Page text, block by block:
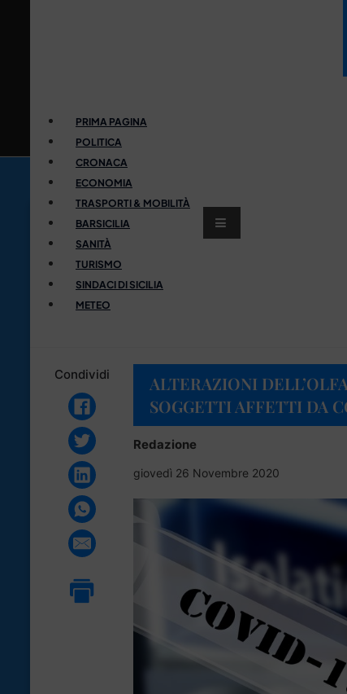
PRIMA PAGINA
POLITICA
CRONACA
ECONOMIA
TRASPORTI & MOBILITÀ
BARSICILIA
SANITÀ
TURISMO
SINDACI DI SICILIA
METEO
Condividi
ALTERAZIONI
SOGGETTI AFFETTI DA
Redazione
giovedì 26 Novembre 2020